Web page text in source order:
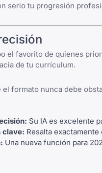
serio tu progresión
el favorito de quienes
de tu currículum.
formato nunca debe
Su IA es excelente
clave: Resalta
Una nueva función para